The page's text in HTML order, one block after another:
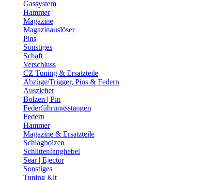
Gassystem
Hammer
Magazine
Magazinauslöser
Pins
Sonstiges
Schaft
Verschluss
CZ Tuning & Ersatzteile
Abzüge/Trigger, Pins & Federn
Auszieher
Bolzen | Pin
Federführungsstangen
Federn
Hammer
Magazine & Ersatzteile
Schlagbolzen
Schlittenfanghebel
Sear | Ejector
Sonstiges
Tuning Kit